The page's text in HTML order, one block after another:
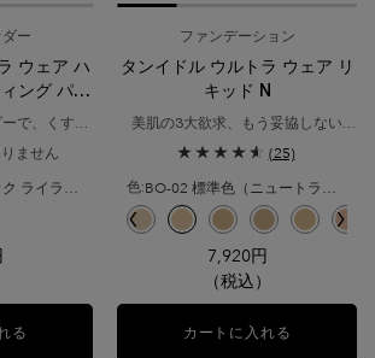
ー
ウェア ハ
ング パウ
で、くすみ
ません
00 プリズマティック ライラック
みリズマティック ライラック のカラー タンイドル ウル
る タンイドル ウルトラ ウェア ハロー ブラー セッ
ファンデーション
タンイドル ウルトラ ウェア リ
キッド N
美肌の3大欲求、もう妥協しない​
ファンデーション
(25)
色: BO-02 標準色（ニュートラルベースの少し明るいシェード）
色を選択してください {1} の場合
いシェード のカラー タンイドル ウルトラ ウェア リ
の明るいシェード のカラー タンイドル ウルトラ ウェア
オークルのバランスが取れた健康的な明るさのシェー
ーションは在庫切れです, PO-02 ピンクオークルの少
済みピンクベースの少し明るいシェード のカラー タンイ
P-00 ピンクベースの明るいシェード のカラー タン
BO-01 ニュートラルベースの明るいシェード
選択済み
B-01 イエローベースの明るいシェード
選択済み
O-01 イエローとオークルのバラ
選択済み
BO-02 標準色（ニュートラ
選択済み
O-02 イエローとオー
選択済み
BO-03 ニュー
選択済み
BO-04
7,920円
（税込）
カートに入れる